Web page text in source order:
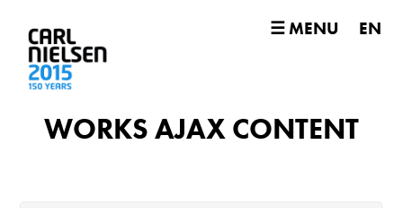
☰ MENU
WORKS AJAX CONTENT
EN